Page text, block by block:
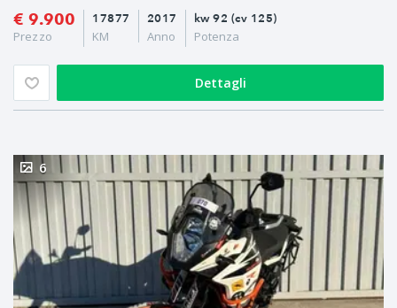
€ 9.900
Prezzo
2017
Anno
17877
KM
kw 92 (cv 125)
Potenza
Dettagli
6